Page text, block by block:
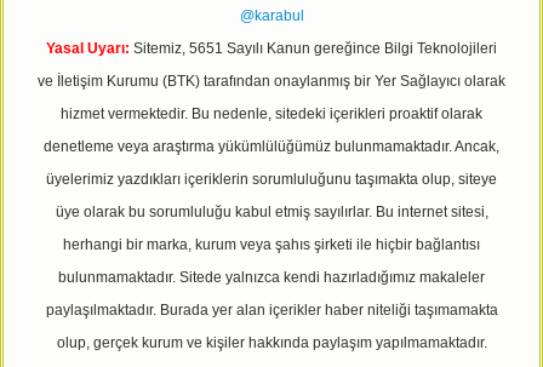
@karabul
Yasal Uyarı: Sitemiz, 5651 Sayılı Kanun gereğince Bilgi Teknolojileri
ve İletişim Kurumu (BTK) tarafından onaylanmış bir Yer Sağlayıcı olarak
hizmet vermektedir. Bu nedenle, sitedeki içerikleri proaktif olarak
denetleme veya araştırma yükümlülüğümüz bulunmamaktadır. Ancak,
üyelerimiz yazdıkları içeriklerin sorumluluğunu taşımakta olup, siteye
üye olarak bu sorumluluğu kabul etmiş sayılırlar. Bu internet sitesi,
herhangi bir marka, kurum veya şahıs şirketi ile hiçbir bağlantısı
bulunmamaktadır. Sitede yalnızca kendi hazırladığımız makaleler
paylaşılmaktadır. Burada yer alan içerikler haber niteliği taşımamakta
olup, gerçek kurum ve kişiler hakkında paylaşım yapılmamaktadır.